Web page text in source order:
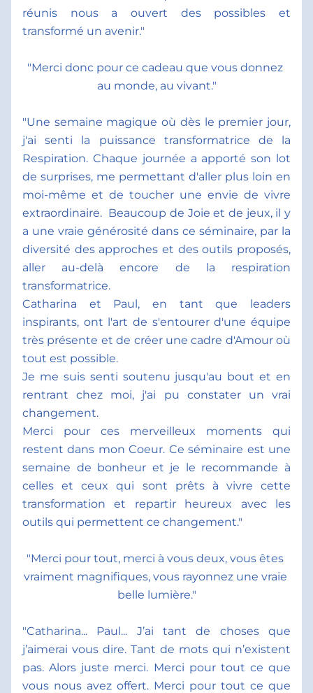
réunis nous a ouvert des possibles et
transformé un avenir."
"Merci donc pour ce cadeau que vous donnez
au monde, au vivant."
"Une semaine magique où dès le premier jour,
j'ai senti la puissance transformatrice de la
Respiration. Chaque journée a apporté son lot
de surprises, me permettant d'aller plus loin en
moi-même et de toucher une envie de vivre
extraordinaire.  Beaucoup de Joie et de jeux, il y
a une vraie générosité dans ce séminaire, par la
diversité des approches et des outils proposés,
aller au-delà encore de la respiration
transformatrice.
Catharina et Paul, en tant que leaders
inspirants, ont l'art de s'entourer d'une équipe
très présente et de créer une cadre d'Amour où
tout est possible.
Je me suis senti soutenu jusqu'au bout et en
rentrant chez moi, j'ai pu constater un vrai
changement.
Merci pour ces merveilleux moments qui
restent dans mon Coeur. Ce séminaire est une
semaine de bonheur et je le recommande à
celles et ceux qui sont prêts à vivre cette
transformation et repartir heureux avec les
outils qui permettent ce changement."
"Merci pour tout, merci à vous deux, vous êtes
vraiment magnifiques, vous rayonnez une vraie
belle lumière."
"Catharina... Paul... J’ai tant de choses que
j’aimerai vous dire. Tant de mots qui n’existent
pas. Alors juste merci. Merci pour tout ce que
vous nous avez offert. Merci pour tout ce que